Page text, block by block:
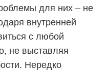
для них – не
внутренней
с любой
не выставляя
Нередко